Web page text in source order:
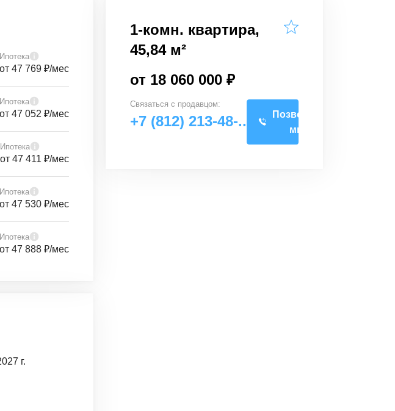
Ипотека
от 47 769 ₽/мес
Ипотека
от 47 052 ₽/мес
Ипотека
от 47 411 ₽/мес
Ипотека
от 47 530 ₽/мес
Ипотека
от 47 888 ₽/мес
г.
1-комн. квартира,
45,84 м²
от 18 060 000 ₽
Связаться с продавцом:
+7 (812) 213-48-..
Позвоните
мне